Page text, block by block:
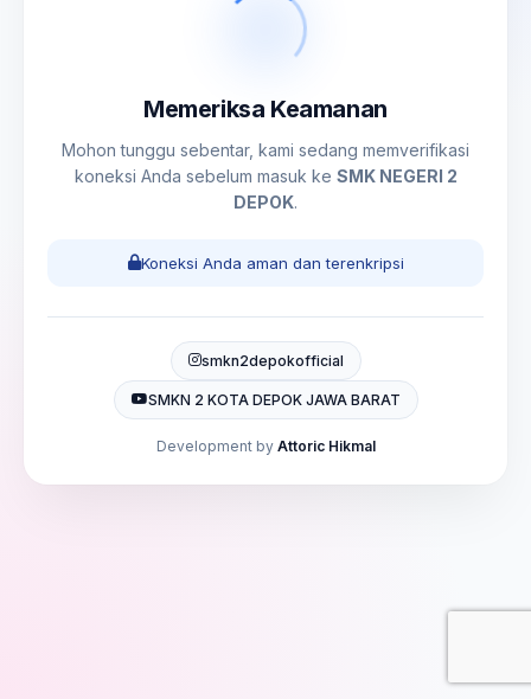
Memeriksa Keamanan
Mohon tunggu sebentar, kami sedang memverifikasi
koneksi Anda sebelum masuk ke SMK NEGERI 2
DEPOK.
Koneksi Anda aman dan terenkripsi
smkn2depokofficial
SMKN 2 KOTA DEPOK JAWA BARAT
Development by Attoric Hikmal